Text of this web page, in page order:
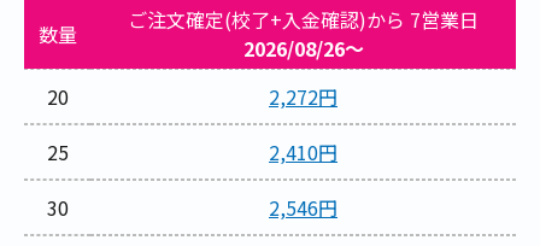
数量
ご注文確定(校了+入金確認)から 7営業日
2026/08/26～
20
2,272円
25
2,410円
30
2,546円